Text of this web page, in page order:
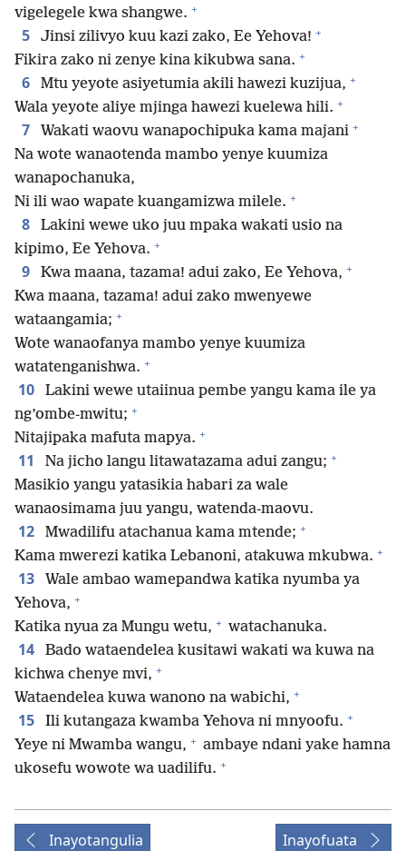
vigelegele kwa shangwe. +
5 Jinsi zilivyo kuu kazi zako, Ee Yehova! +
Fikira zako ni zenye kina kikubwa sana. +
6 Mtu yeyote asiyetumia akili hawezi kuzijua, +
Wala yeyote aliye mjinga hawezi kuelewa hili. +
7 Wakati waovu wanapochipuka kama majani +
Na wote wanaotenda mambo yenye kuumiza
wanapochanuka,
Ni ili wao wapate kuangamizwa milele. +
8
Lakini wewe uko juu mpaka wakati usio na
kipimo, Ee Yehova. +
9 Kwa maana, tazama! adui zako, Ee Yehova, +
Kwa maana, tazama! adui zako mwenyewe
wataangamia; +
Wote wanaofanya mambo yenye kuumiza
watatenganishwa. +
10
Lakini wewe utaiinua pembe yangu kama ile ya
ng’ombe-mwitu; +
Nitajipaka mafuta mapya. +
11 Na jicho langu litawatazama adui zangu; +
Masikio yangu yatasikia habari za wale
wanaosimama juu yangu, watenda-maovu.
12 Mwadilifu atachanua kama mtende; +
Kama mwerezi katika Lebanoni, atakuwa mkubwa. +
13
Wale ambao wamepandwa katika nyumba ya
Yehova, +
Katika nyua za Mungu wetu, + watachanuka.
14
Bado wataendelea kusitawi wakati wa kuwa na
kichwa chenye mvi, +
Wataendelea kuwa wanono na wabichi, +
15 Ili kutangaza kwamba Yehova ni mnyoofu. +
Yeye ni Mwamba wangu, + ambaye ndani yake hamna
ukosefu wowote wa uadilifu. +
Inayotangulia Inayofuata